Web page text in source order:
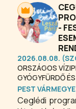
az
országos
családok
Esőnap:
óra.
-
2026.08.08.
ORSZÁGOS
GYÓGYFÜRDŐ
PEST VÁRMEGYE
Ceglédi